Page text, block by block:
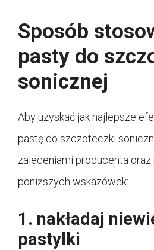
Sposób
pasty do
sonicznej
Aby uzyskać jak najlepsze
pastę do szczoteczki
zaleceniami producenta
poniższych wskazówek:
1. nakładaj
pastylki